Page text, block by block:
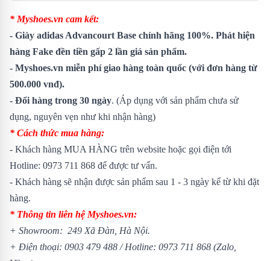
* Myshoes.vn cam kết:
- Giày adidas Advancourt Base chính hãng 100%. Phát hiện
hàng Fake đền tiền gấp 2 lần giá sản phẩm.
- Myshoes.vn miễn phí giao hàng toàn quốc (với đơn hàng từ
500.000 vnđ).
- Đổi hàng trong 30 ngày. (Áp dụng với sản phẩm chưa sử
dụng, nguyên vẹn như khi nhận hàng)
* Cách thức mua hàng:
- Khách hàng MUA HÀNG trên website hoặc gọi điện tới
Hotline: 0973 711 868 để được tư vấn.
- Khách hàng sẽ nhận được sản phẩm sau 1 - 3 ngày kể từ khi đặt
hàng.
* Thông tin liên hệ Myshoes.vn:
+ Showroom: 249 Xã Đàn, Hà Nội.
+ Điện thoại: 0903 479 488 / Hotline: 0973 711 868 (Zalo,